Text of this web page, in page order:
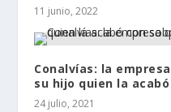
11 junio, 2022
Conalvías: la
su hijo quien la
24 julio, 2021